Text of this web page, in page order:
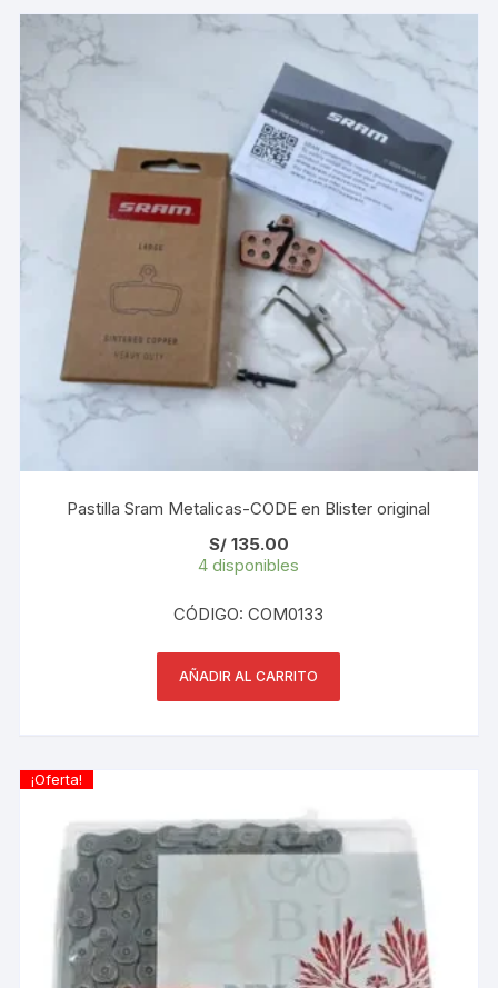
Pastilla Sram Metalicas-CODE en Blister original
S/135.00
4 disponibles
CÓDIGO: COM0133
AÑADIR AL CARRITO
¡Oferta!